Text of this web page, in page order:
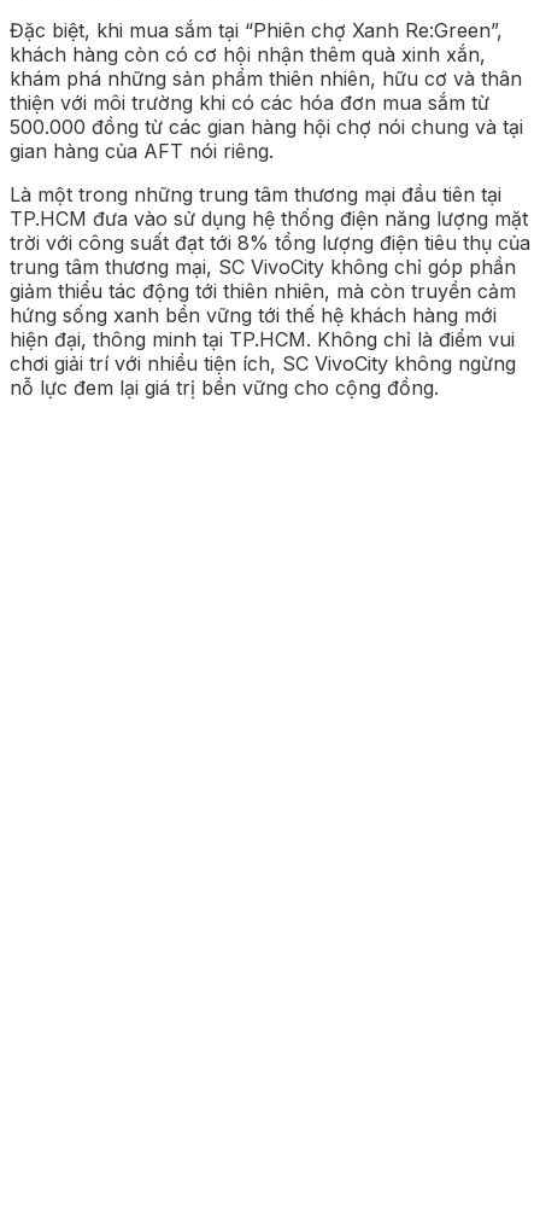
Đặc biệt, khi mua sắm tại “Phiên chợ Xanh Re:Green”,
khách hàng còn có cơ hội nhận thêm quà xinh xắn,
khám phá những sản phẩm thiên nhiên, hữu cơ và thân
thiện với môi trường khi có các hóa đơn mua sắm từ
500.000 đồng từ các gian hàng hội chợ nói chung và tại
gian hàng của AFT nói riêng.
Là một trong những trung tâm thương mại đầu tiên tại
TP.HCM đưa vào sử dụng hệ thống điện năng lượng mặt
trời với công suất đạt tới 8% tổng lượng điện tiêu thụ của
trung tâm thương mại, SC VivoCity không chỉ góp phần
giảm thiểu tác động tới thiên nhiên, mà còn truyền cảm
hứng sống xanh bền vững tới thế hệ khách hàng mới
hiện đại, thông minh tại TP.HCM. Không chỉ là điểm vui
chơi giải trí với nhiều tiện ích, SC VivoCity không ngừng
nỗ lực đem lại giá trị bền vững cho cộng đồng.